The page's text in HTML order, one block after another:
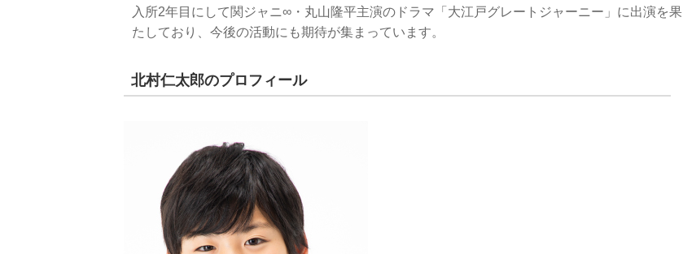
入所2年目にして関ジャニ∞・丸山隆平主演のドラマ「大江戸グレートジャーニー」に出演を果
たしており、今後の活動にも期待が集まっています。
北村仁太郎のプロフィール